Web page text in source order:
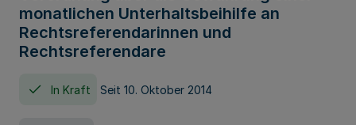
monatlichen Unterhaltsbeihilfe an
Rechtsreferendarinnen und
Rechtsreferendare
In Kraft Seit 10. Oktober 2014